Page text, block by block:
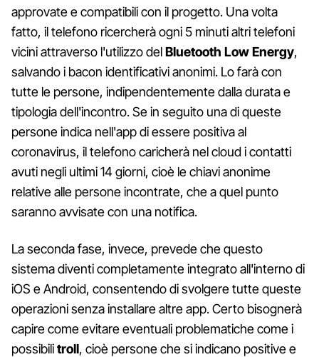
approvate e compatibili con il progetto. Una volta
fatto, il telefono ricercherà ogni 5 minuti altri telefoni
vicini attraverso l'utilizzo delBluetooth Low Energy,
salvando i bacon identificativi anonimi. Lo farà con
tutte le persone, indipendentemente dalla durata e
tipologia dell'incontro. Se in seguito una di queste
persone indica nell'app di essere positiva al
coronavirus, il telefono caricherà nel cloud i contatti
avuti negli ultimi 14 giorni, cioè le chiavi anonime
relative alle persone incontrate, che a quel punto
saranno avvisate con una notifica.
La seconda fase, invece, prevede che questo
sistema diventi completamente integrato all'interno di
iOS e Android, consentendo di svolgere tutte queste
operazioni senza installare altre app. Certo bisognerà
capire come evitare eventuali problematiche come i
possibilitroll, cioè persone che si indicano positive e